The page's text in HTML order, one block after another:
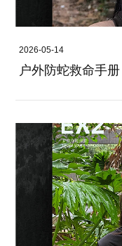
2026-05-14
户外防蛇救命手